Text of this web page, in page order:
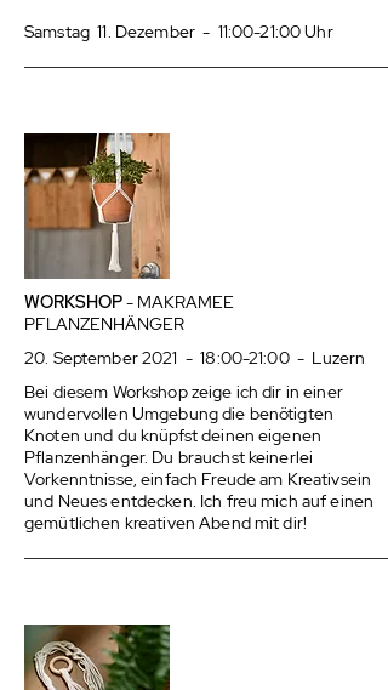
Samstag 11. Dezember - 11:00-21:00 Uhr
WORKSHOP- MAKRAMEE
PFLANZENHÄNGER
20. September 2021 - 18:00-21:00 - Luzern
Bei diesem Workshop zeige ich dir in einer
wundervollen Umgebung die benötigten
Knoten und du knüpfst deinen eigenen
Pflanzenhänger. Du brauchst keinerlei
Vorkenntnisse, einfach Freude am Kreativsein
und Neues entdecken. Ich freu mich auf einen
gemütlichen kreativen Abend mit dir!